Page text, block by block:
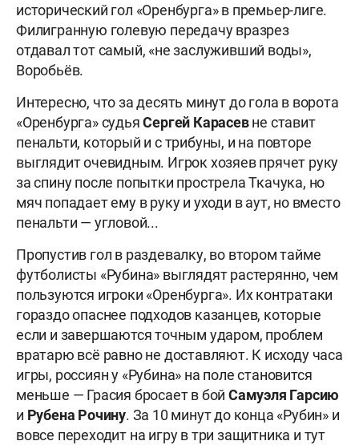
исторический гол «Оренбурга» в премьер-лиге.
Филигранную голевую передачу вразрез
отдавал тот самый, «не заслуживший воды»,
Воробьёв.
Интересно, что за десять минут до гола в ворота
«Оренбурга» судьяСергей Карасевне ставит
пенальти, который и с трибуны, и на повторе
выглядит очевидным. Игрок хозяев прячет руку
за спину после попытки прострела Ткачука, но
мяч попадает ему в руку и уходи в аут, но вместо
пенальти — угловой...
Пропустив гол в раздевалку, во втором тайме
футболисты «Рубина» выглядят растерянно, чем
пользуются игроки «Оренбурга». Их контратаки
гораздо опаснее подходов казанцев, которые
если и завершаются точным ударом, проблем
вратарю всё равно не доставляют. К исходу часа
игры, россиян у «Рубина» на поле становится
меньше — Грасия бросает в бой Самуэля Гарсию
и Рубена Рочину. За 10 минут до конца «Рубин» и
вовсе переходит на игру в три защитника и тут